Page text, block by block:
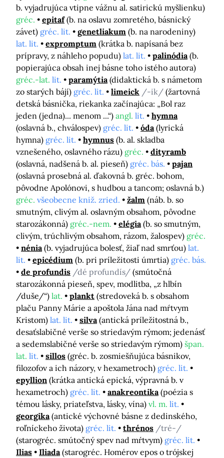
b. vyjadrujúca vtipne vážnu al. satirickú myšlienku)
gréc.
epitaf (b. na oslavu zomretého, básnický
závet) gréc. lit. genetliakum (b. na narodeniny)
lat. lit.
expromptum (krátka b. napísaná bez
prípravy, z náhleho popudu) lat. lit. palinódia (b.
popierajúca obsah inej básne toho istého autora)
gréc.-lat. lit. paramýtia (didaktická b. s námetom
zo starých bájí) gréc. lit. limeick /-ik/ (žartovná
detská básnička, riekanka začínajúca: „Bol raz
jeden (jedna)... menom ...“) angl. lit.
hymna
(oslavná b., chválospev) gréc. lit. óda (lyrická
hymna) gréc. lit. hymnus (b. al. skladba
vznešeného, oslavného rázu) gréc.
dityramb
(oslavná, nadšená b. al. pieseň) gréc. bás.
pajan
(oslavná prosebná al. ďakovná b. gréc. bohom,
pôvodne Apolónovi, s hudbou a tancom; oslavná b.)
gréc. všeobecne kniž. zried. žalm (náb. b. so
smutným, clivým al. oslavným obsahom, pôvodne
starozákonná) gréc.-nem. elégia (b. so smutným,
clivým, trúchlivým obsahom, rázom, žalospev) gréc.
nénia (b. vyjadrujúca bolesť, žiaľ nad smrťou) lat.
lit.
epicédium (b. pri príležitosti úmrtia) gréc. bás.
de profundis /dé profundís/ (smútočná
starozákonná pieseň, spev, modlitba, „z hlbín
/duše/“) lat. plankt (stredoveká b. s obsahom
plaču Panny Márie a apoštola Jána nad mŕtvym
Kristom) lat. lit. silva (antická príležitostná b.,
desaťslabičné verše so striedavým rýmom; jedenásť
a sedemslabičné verše so striedavým rýmom) špan.
lat. lit. sillos (gréc. b. zosmiešňujúca básnikov,
filozofov a ich názory, v hexametroch) gréc. lit.
epyllion (krátka antická epická, výpravná b. v
hexametroch) gréc. lit. anakreontika (poézia s
témou lásky, priateľstva, lásky, vína) vl. m. lit.
georgika (antické výchovné básne z dedinského,
roľníckeho života) gréc. lit. thrénos /tré-/
(starogréc. smútočný spev nad mŕtvym) gréc. lit.
Ilias
Iliada (starogréc. Homérov epos o trójskej